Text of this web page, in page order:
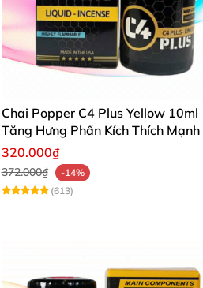
Chai Popper C4 Plus Yellow 10ml
Tăng Hưng Phấn Kích Thích Mạnh
320.000₫
372.000₫
-14%
(613)